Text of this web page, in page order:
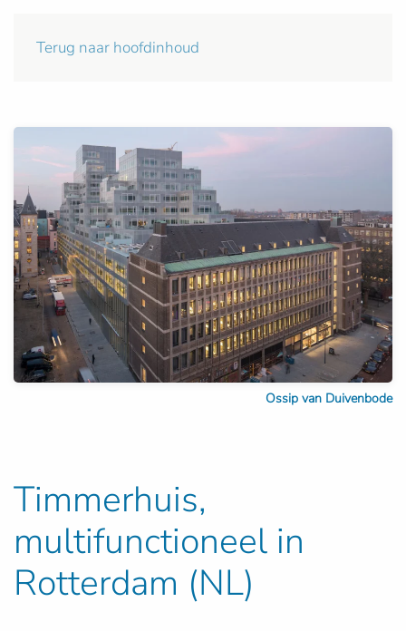
Terug naar hoofdinhoud
Ossip van Duivenbode
Timmerhuis,
multifunctioneel in
Rotterdam (NL)